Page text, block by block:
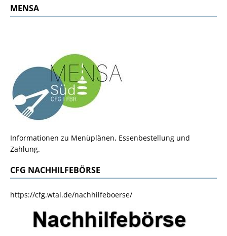
MENSA
Informationen zu Menüplänen, Essenbestellung und
Zahlung.
CFG NACHHILFEBÖRSE
https://cfg.wtal.de/nachhilfeboerse/